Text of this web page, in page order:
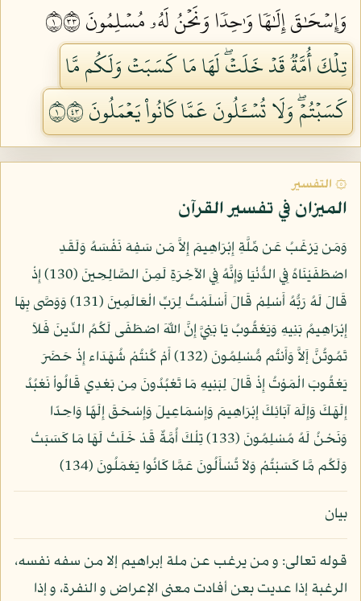
وَإِسۡحَٰقَ إِلَٰهٗا وَٰحِدٗا وَنَحۡنُ لَهُۥ مُسۡلِمُونَ ١٣٣
تِلۡكَ أُمَّةٞ قَدۡ خَلَتۡۖ لَهَا مَا كَسَبَتۡ وَلَكُم مَّا
كَسَبۡتُمۡۖ وَلَا تُسۡـَٔلُونَ عَمَّا كَانُواْ يَعۡمَلُونَ ١٣٤
۞ التفسير
الميزان في تفسير القرآن
وَمَن يَرْغَبُ عَن مِّلَّةِ إِبْرَاهِيمَ إِلاَّ مَن سَفِهَ نَفْسَهُ وَلَقَدِ
اصْطَفَيْنَاهُ فِي الدُّنْيَا وَإِنَّهُ فِي الآخِرَةِ لَمِنَ الصَّالِحِينَ (130) إِذْ
قَالَ لَهُ رَبُّهُ أَسْلِمْ قَالَ أَسْلَمْتُ لِرَبِّ الْعَالَمِينَ (131) وَوَصَّى بِهَا
إِبْرَاهِيمُ بَنِيهِ وَيَعْقُوبُ يَا بَنِيَّ إِنَّ اللّهَ اصْطَفَى لَكُمُ الدِّينَ فَلاَ
تَمُوتُنَّ إَلاَّ وَأَنتُم مُّسْلِمُونَ (132) أَمْ كُنتُمْ شُهَدَاء إِذْ حَضَرَ
يَعْقُوبَ الْمَوْتُ إِذْ قَالَ لِبَنِيهِ مَا تَعْبُدُونَ مِن بَعْدِي قَالُواْ نَعْبُدُ
إِلَهَكَ وَإِلَهَ آبَائِكَ إِبْرَاهِيمَ وَإِسْمَاعِيلَ وَإِسْحَقَ إِلَهًا وَاحِدًا
وَنَحْنُ لَهُ مُسْلِمُونَ (133) تِلْكَ أُمَّةٌ قَدْ خَلَتْ لَهَا مَا كَسَبَتْ
وَلَكُم مَّا كَسَبْتُمْ وَلاَ تُسْأَلُونَ عَمَّا كَانُوا يَعْمَلُونَ (134)
بيان
قوله تعالى: و من يرغب عن ملة إبراهيم إلا من سفه نفسه،
الرغبة إذا عديت بعن أفادت معنى الإعراض و النفرة، و إذا